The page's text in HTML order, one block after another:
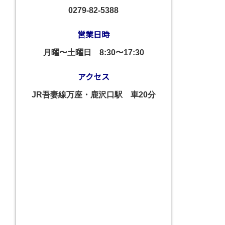
0279-82-5388
営業日時
月曜〜土曜日 8:30〜17:30
アクセス
JR吾妻線万座・鹿沢口駅 車20分